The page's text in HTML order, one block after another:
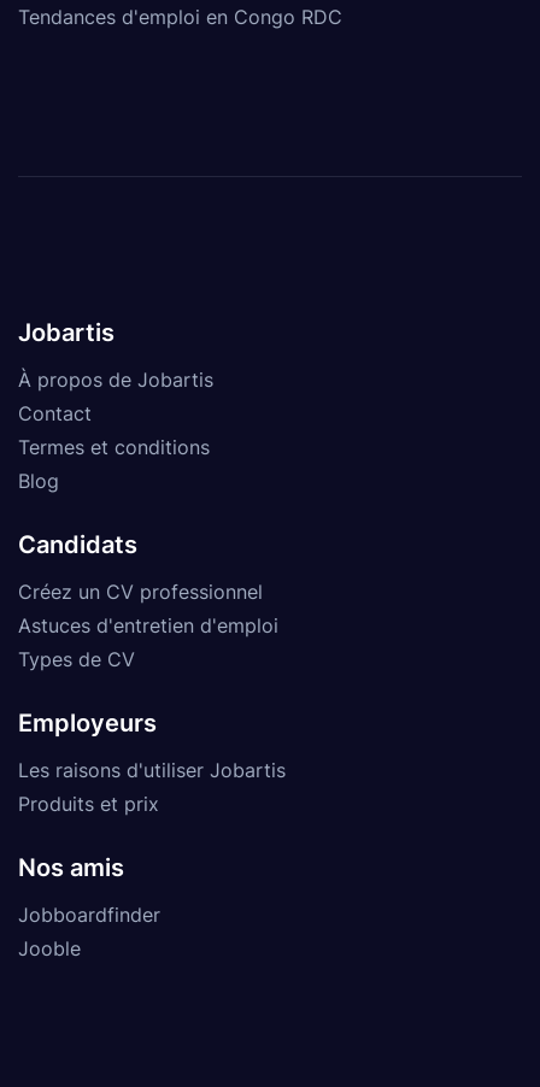
Tendances d'emploi en Congo RDC
Jobartis
À propos de Jobartis
Contact
Termes et conditions
Blog
Candidats
Créez un CV professionnel
Astuces d'entretien d'emploi
Types de CV
Employeurs
Les raisons d'utiliser Jobartis
Produits et prix
Nos amis
Jobboardfinder
Jooble